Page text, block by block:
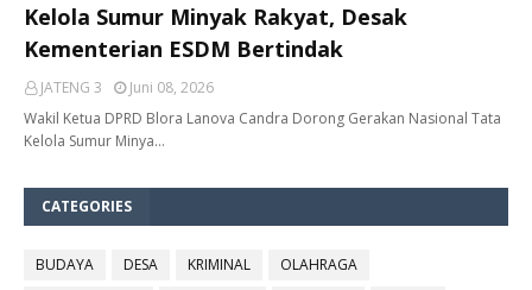
Kelola Sumur Minyak Rakyat, Desak
Kementerian ESDM Bertindak
JATENG 3
Juni 08, 2026
Wakil Ketua DPRD Blora Lanova Candra Dorong Gerakan Nasional Tata
Kelola Sumur Minya…
CATEGORIES
BUDAYA DESA KRIMINAL
OLAHRAGA